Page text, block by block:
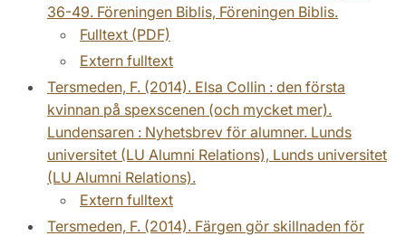
36-49. Föreningen Biblis, Föreningen Biblis.
Fulltext (PDF)
Extern fulltext
Tersmeden, F. (2014). Elsa Collin : den första
kvinnan på spexscenen (och mycket mer).
Lundensaren : Nyhetsbrev för alumner. Lunds
universitet (LU Alumni Relations), Lunds universitet
(LU Alumni Relations).
Extern fulltext
Tersmeden, F. (2014). Färgen gör skillnaden för